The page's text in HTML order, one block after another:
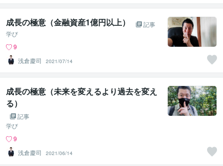
成長の極意（金融資産1億円以上）
記事
学び
9
浅倉慶司
2021/07/14
成長の極意（未来を変えるより過去を変え
る）
記事
学び
9
浅倉慶司
2021/06/14